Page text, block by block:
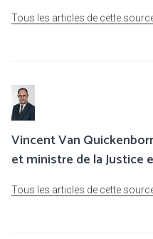
Tous les articles de cette
Vincent Van
et ministre de la Justice
Tous les articles de cette